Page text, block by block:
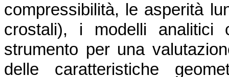
compressibilità, le asperità
crostali), i modelli analitici
strumento per una
delle caratteristiche